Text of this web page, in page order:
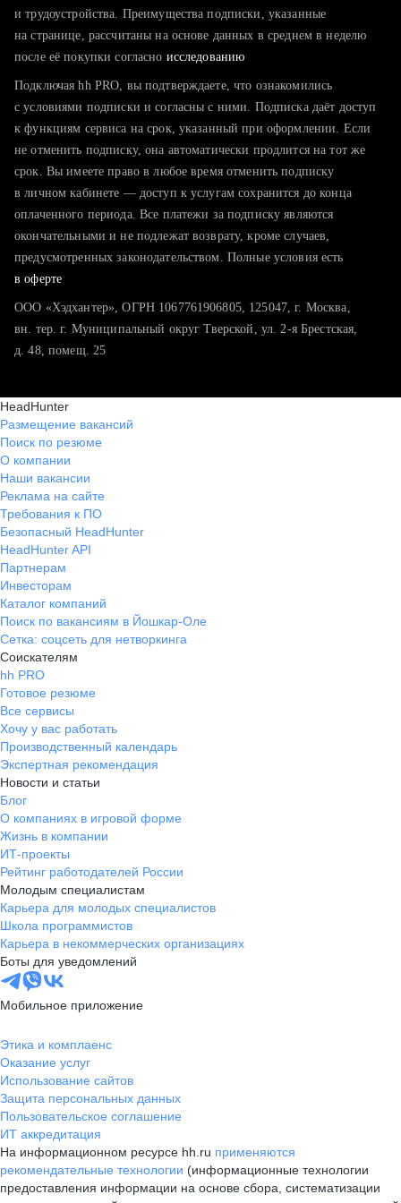
тратите много времени на поиск и вручную поднимаете
хотите сравнить себя с конкурентами и оценить шансы
и трудоустройства. Преимущества подписки, указанные
на странице, рассчитаны на основе данных в среднем в неделю
после её покупки согласно исследованию
Подключая hh PRO, вы подтверждаете, что ознакомились
с условиями подписки и согласны с ними. Подписка даёт доступ
к функциям сервиса на срок, указанный при оформлении. Если
не отменить подписку, она автоматически продлится на тот же
срок. Вы имеете право в любое время отменить подписку
в личном кабинете — доступ к услугам сохранится до конца
оплаченного периода. Все платежи за подписку являются
окончательными и не подлежат возврату, кроме случаев,
предусмотренных законодательством. Полные условия есть
в оферте
ООО «Хэдхантер», ОГРН 1067761906805, 125047, г. Москва,
вн. тер. г. Муниципальный округ Тверской, ул. 2-я Брестская,
д. 48, помещ. 25
HeadHunter
Размещение вакансий
Поиск по резюме
О компании
Наши вакансии
Реклама на сайте
Требования к ПО
Безопасный HeadHunter
HeadHunter API
Партнерам
Инвесторам
Каталог компаний
Поиск по вакансиям в Йошкар-Оле
Сетка: соцсеть для нетворкинга
Соискателям
hh PRO
Готовое резюме
Все сервисы
Хочу у вас работать
Производственный календарь
Экспертная рекомендация
Новости и статьи
Блог
О компаниях в игровой форме
Жизнь в компании
ИТ-проекты
Рейтинг работодателей России
Молодым специалистам
Карьера для молодых специалистов
Школа программистов
Карьера в некоммерческих организациях
Боты для уведомлений
Мобильное приложение
Этика и комплаенс
Оказание услуг
Использование сайтов
Защита персональных данных
Пользовательское соглашение
ИТ аккредитация
На информационном ресурсе hh.ru применяются
рекомендательные технологии (информационные технологии
предоставления информации на основе сбора, систематизации